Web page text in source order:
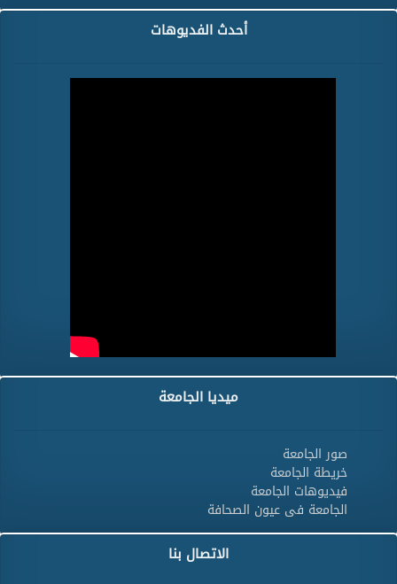
أحدث الفديوهات
ميديا الجامعة
صور الجامعة
خريطة الجامعة
فيديوهات الجامعة
الجامعة فى عيون الصحافة
الاتصال بنا